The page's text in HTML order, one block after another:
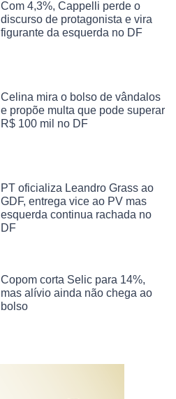
Com 4,3%, Cappelli perde o
discurso de protagonista e vira
figurante da esquerda no DF
Celina mira o bolso de vândalos
e propõe multa que pode superar
R$ 100 mil no DF
PT oficializa Leandro Grass ao
GDF, entrega vice ao PV mas
esquerda continua rachada no
DF
Copom corta Selic para 14%,
mas alívio ainda não chega ao
bolso